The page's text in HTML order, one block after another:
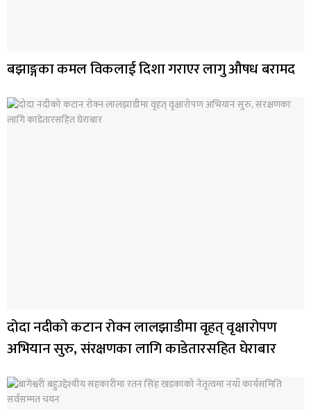
बझाङ्गका कमल विकलाई दिशा गराएर लागु औषध बरामद
दोदा नदीको कटान रोक्न लालझाडीमा वृहत् वृक्षारोपण
अभियान सुरु, संरक्षणका लागि काडेतारसहित घेराबार